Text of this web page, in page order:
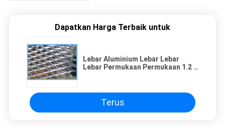
Dapatkan Harga Terbaik untuk
Lebar Aluminium Lebar Lebar
Lebar Permukaan Permukaan 1.2 X
Terus